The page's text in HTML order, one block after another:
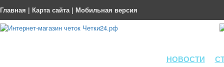
Главная | Карта сайта| Мобильная версия
НОВОСТИ